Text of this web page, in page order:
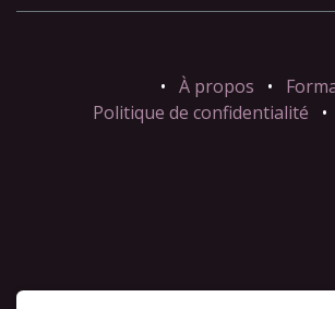
• À propos •
Politique de confidentialité
•